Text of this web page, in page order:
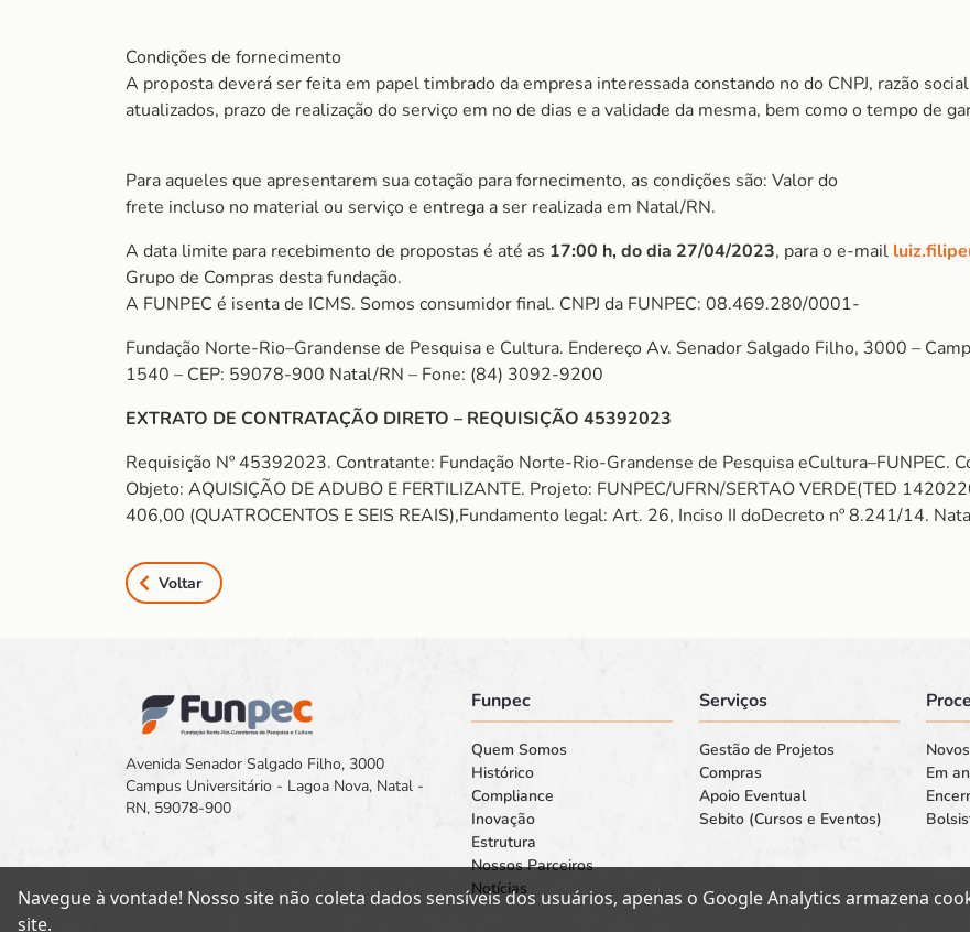
Condições de fornecimento
A proposta deverá ser feita em papel timbrado da empresa interessada constando no do CNPJ, razão
atualizados, prazo de realização do serviço em no de dias e a validade da mesma, bem como o tempo de
Para aqueles que apresentarem sua cotação para fornecimento, as condições são: Valor do
frete incluso no material ou serviço e entrega a ser realizada em Natal/RN.
A data limite para recebimento de propostas é até as 17:00 h, do dia 27/04/2023, para o e-mail
Grupo de Compras desta fundação.
A FUNPEC é isenta de ICMS. Somos consumidor final. CNPJ da FUNPEC: 08.469.280/0001-
Fundação Norte-Rio–Grandense de Pesquisa e Cultura. Endereço Av. Senador Salgado Filho, 3000 –
1540 – CEP: 59078-900 Natal/RN – Fone: (84) 3092-9200
EXTRATO DE CONTRATAÇÃO DIRETO – REQUISIÇÃO 45392023
Requisição Nº 45392023. Contratante: Fundação Norte-Rio-Grandense de Pesquisa eCultura–FUNPEC.
Objeto: AQUISIÇÃO DE ADUBO E FERTILIZANTE. Projeto: FUNPEC/UFRN/SERTAO VERDE(TED
406,00 (QUATROCENTOS E SEIS REAIS),Fundamento legal: Art. 26, Inciso II doDecreto nº 8.241/14.
Voltar
Avenida Senador Salgado Filho, 3000
Campus Universitário - Lagoa Nova, Natal -
RN, 59078-900
Funpec
Quem Somos
Histórico
Compliance
Inovação
Estrutura
Nossos Parceiros
Notícias
Serviços
Gestão de Projetos
Compras
Apoio Eventual
Sebito (Cursos e Eventos)
Novos
Em
Navegue à vontade! Nosso site não coleta dados sensíveis dos usuários, apenas o Google Analytics armazena
site.